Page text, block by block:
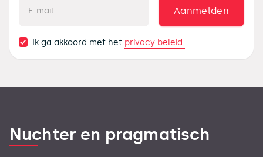
Ik ga akkoord met het privacy beleid.
Nuchter en pragmatisch